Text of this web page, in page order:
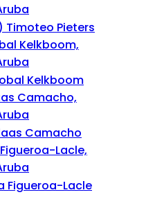
Timoteo Pieters
Kelkboom
Camacho
Figueroa-Lacle